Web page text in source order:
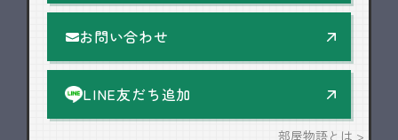
お問い合わせ
LINE友だち追加
部屋物語とは >